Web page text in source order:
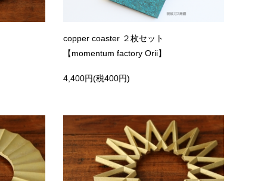
copper coaster ２枚セット
【momentum factory Orii】
4,400円(税400円)